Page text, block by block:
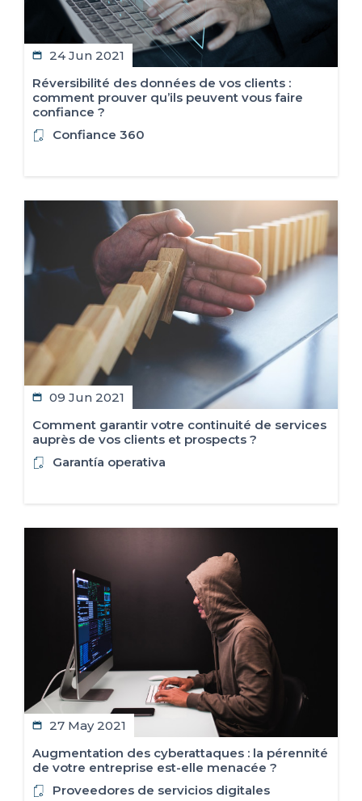
24 Jun 2021
Réversibilité des données de vos clients :
comment prouver qu’ils peuvent vous faire
confiance ?
Confiance 360
09 Jun 2021
Comment garantir votre continuité de services
auprès de vos clients et prospects ?
Garantía operativa
27 May 2021
Augmentation des cyberattaques : la pérennité
de votre entreprise est-elle menacée ?
Proveedores de servicios digitales